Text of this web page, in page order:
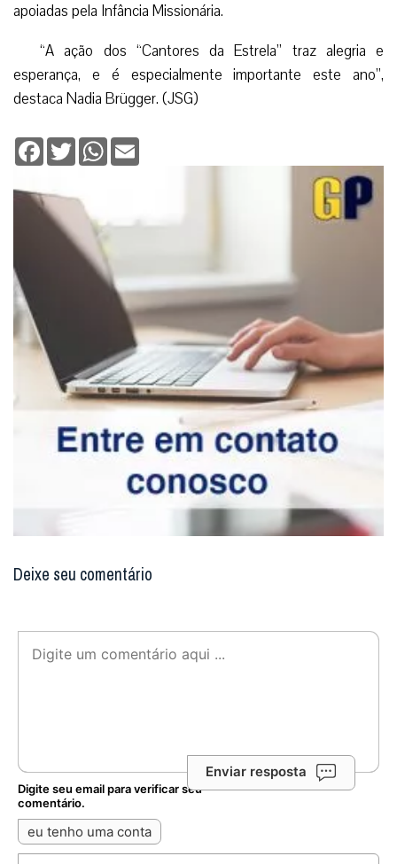
apoiadas pela Infância Missionária.
“A ação dos “Cantores da Estrela” traz alegria e
esperança, e é especialmente importante este ano”,
destaca Nadia Brügger. (JSG)
Facebook
TwitterWhatsApp
Deixe seu comentário
Enviar resposta
Digite seu email para verificar seu
comentário.
eu tenho uma conta